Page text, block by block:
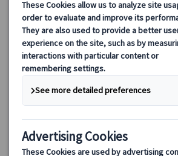
イギリスの名門大学の街オックスフォー
ツウォルズの村々を巡る1日観
オックスフォード大学と美しいコッツウォル
く観光地を訪れましょう。バスツアーで快適
4.5 (4件)
詳細を見る